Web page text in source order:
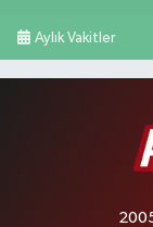
Aylık Vakitler